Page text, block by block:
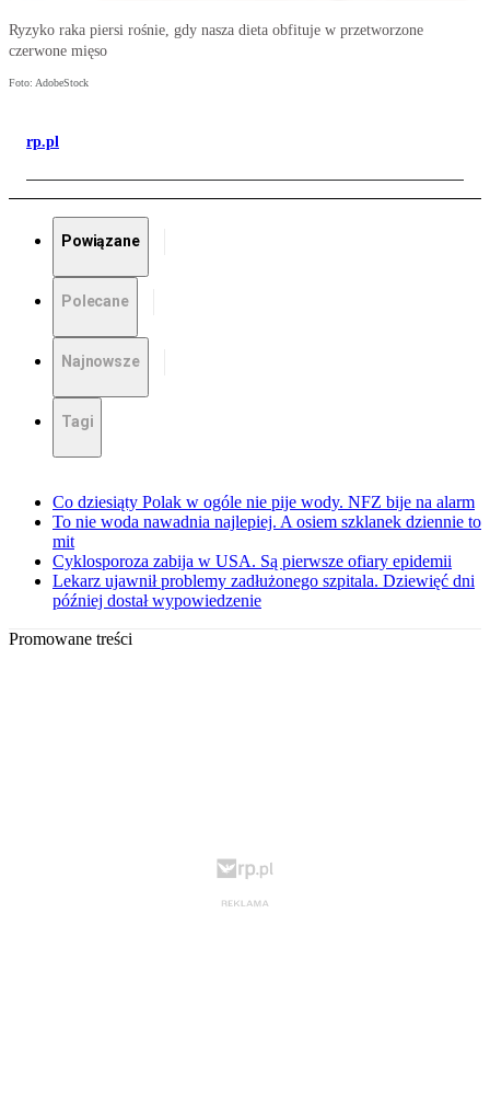
Ryzyko raka piersi rośnie, gdy nasza dieta obfituje w przetworzone
czerwone mięso
Foto: AdobeStock
rp.pl
Powiązane
Polecane
Najnowsze
Tagi
Co dziesiąty Polak w ogóle nie pije wody. NFZ bije na alarm
To nie woda nawadnia najlepiej. A osiem szklanek dziennie to
mit
Cyklosporoza zabija w USA. Są pierwsze ofiary epidemii
Lekarz ujawnił problemy zadłużonego szpitala. Dziewięć dni
później dostał wypowiedzenie
Promowane treści